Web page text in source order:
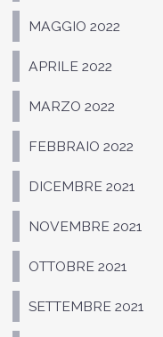
MAGGIO 2022
APRILE 2022
MARZO 2022
FEBBRAIO 2022
DICEMBRE 2021
NOVEMBRE 2021
OTTOBRE 2021
SETTEMBRE 2021